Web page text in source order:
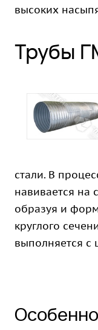
высоких
Трубы
стали. В
навивается на
образуя и
круглого
выполняется с